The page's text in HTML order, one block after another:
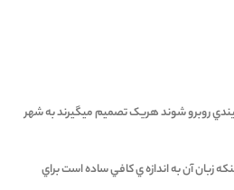
روبرو شوند هريک تصميم ميگيرند به شهر
زبان آن به اندازه ي کافي ساده است براي